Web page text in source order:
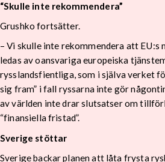
“Skulle inte rekommendera”
Grushko fortsätter.
– Vi skulle inte rekommendera att
ledas av oansvariga europeiska
rysslandsfientliga, som i själva verket
sig fram” i fall ryssarna inte gör
av världen inte drar slutsatser om
“finansiella fristad”.
Sverige stöttar
Sverige backar planen att låta frysta